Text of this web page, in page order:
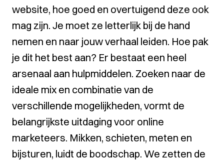
website, hoe goed en overtuigend deze ook
mag zijn. Je moet ze letterlijk bij de hand
nemen en naar jouw verhaal leiden. Hoe pak
je dit het best aan? Er bestaat een heel
arsenaal aan hulpmiddelen. Zoeken naar de
ideale mix en combinatie van de
verschillende mogelijkheden, vormt de
belangrijkste uitdaging voor online
marketeers. Mikken, schieten, meten en
bijsturen, luidt de boodschap. We zetten de